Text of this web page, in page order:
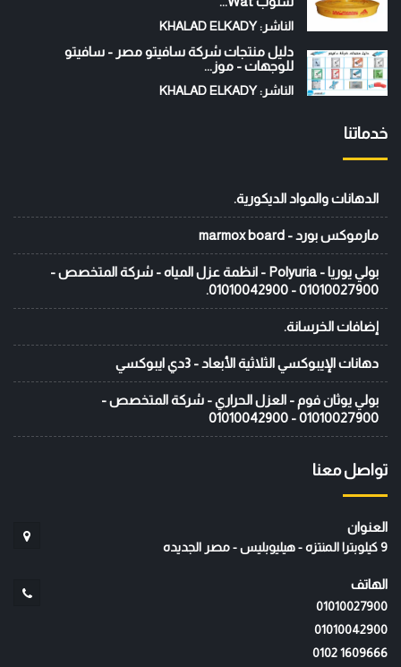
الناشر: KHALAD ELKADY
دليل منتجات شركة سافيتو مصر - سافيتو
للوجهات - موز...
الناشر: KHALAD ELKADY
خدماتنا
الدهانات والمواد الديكورية.
مارموكس بورد - marmox board
بولي يوريا - Polyuria - انظمة عزل المياه - شركة المتخصص -
01010027900 - 01010042900.
إضافات الخرسانة.
دهانات الإيبوكسي الثلاثية الأبعاد - 3دي ايبوكسي
بولي يوثان فوم - العزل الحراري - شركة المتخصص -
01010027900 - 01010042900
تواصل معنا
العنوان
9 كيلوبترا المنتزه - هيليوبليس - مصر الجديده
الهاتف
01010027900
01010042900
‭0102 1609666‬